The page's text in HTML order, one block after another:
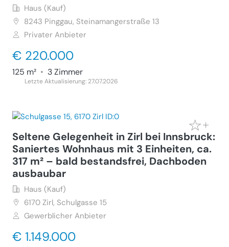
Haus (Kauf)
8243 Pinggau, Steinamangerstraße 13
Privater Anbieter
€ 220.000
125 m² • 3 Zimmer
Letzte Aktualisierung: 27.07.2026
Seltene Gelegenheit in Zirl bei Innsbruck:
Saniertes Wohnhaus mit 3 Einheiten, ca.
317 m² – bald bestandsfrei, Dachboden
ausbaubar
Haus (Kauf)
6170 Zirl, Schulgasse 15
Gewerblicher Anbieter
€ 1.149.000